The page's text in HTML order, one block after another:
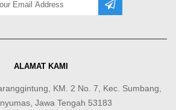
ALAMAT KAMI
KM. 2 No. 7, Kec. Sumbang,
Jawa Tengah 53183